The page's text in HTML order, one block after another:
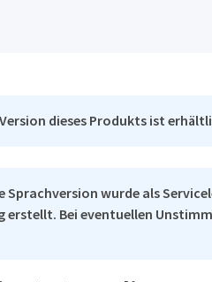
dieses Produkts ist
Sprachversion wurde als
erstellt. Bei eventuellen